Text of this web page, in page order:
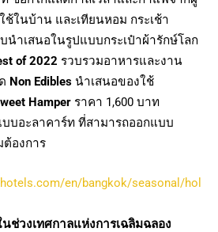
ในบ้าน และเทียนหอม กระเช้า
นำเสนอในรูปแบบกระเป๋าผ้ารักษ์โลก
of 2022 รวบรวมอาหารและงาน
Non Edibles นำเสนอของใช้
Hamper ราคา 1,600 บาท
บอะลาคาร์ท ที่สามารถออกแบบ
องการ
en/bangkok/seasonal/hol
ช่วงเทศกาลแห่งการเฉลิมฉลอง